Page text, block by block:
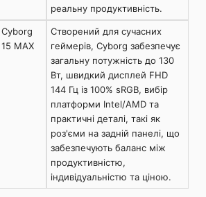
реальну продуктивність.
Cyborg
15 MAX
Створений для сучасних
геймерів, Cyborg забезпечує
загальну потужність до 130
Вт, швидкий дисплей FHD
144 Гц із 100% sRGB, вибір
платформи Intel/AMD та
практичні деталі, такі як
роз'єми на задній панелі, що
забезпечують баланс між
продуктивністю,
індивідуальністю та ціною.